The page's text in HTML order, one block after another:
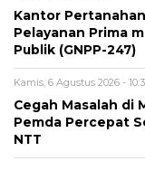
Kantor
Pelayanan Prima
Publik (GNPP-247)
Kamis, 6 Agustus 2026 -
Cegah Masalah di
Pemda Percepat
NTT